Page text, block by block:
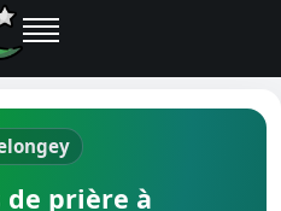
prière à